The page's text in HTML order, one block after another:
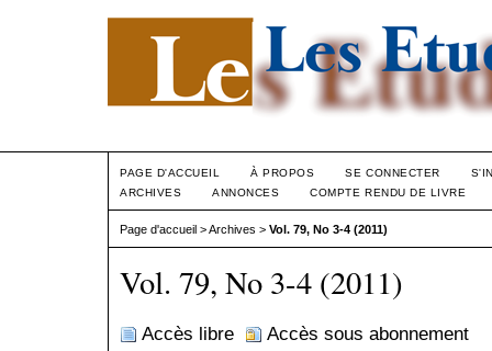
PAGE D'ACCUEIL À PROPOS SE CONNECTER
ARCHIVES
ANNONCES COMPTE RENDU DE LIVRE
Page d'accueil >Archives > Vol. 79, No 3-4 (2011)
Vol. 79, No 3-4 (2011)
Accès libre Accès sous abonnement